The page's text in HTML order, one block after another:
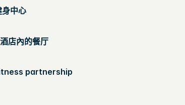
健身中心
1 酒店內的餐厅
partnership